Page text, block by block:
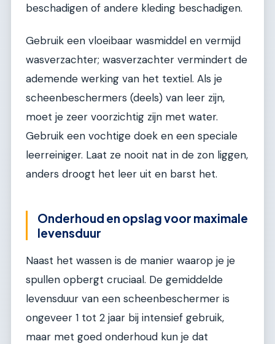
beschadigen of andere kleding beschadigen.
Gebruik een vloeibaar wasmiddel en vermijd
wasverzachter; wasverzachter vermindert de
ademende werking van het textiel. Als je
scheenbeschermers (deels) van leer zijn,
moet je zeer voorzichtig zijn met water.
Gebruik een vochtige doek en een speciale
leerreiniger. Laat ze nooit nat in de zon liggen,
anders droogt het leer uit en barst het.
Onderhoud en opslag voor maximale
levensduur
Naast het wassen is de manier waarop je je
spullen opbergt cruciaal. De gemiddelde
levensduur van een scheenbeschermer is
ongeveer 1 tot 2 jaar bij intensief gebruik,
maar met goed onderhoud kun je dat